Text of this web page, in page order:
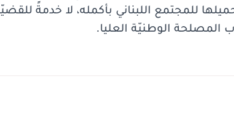
للمجتمع اللبناني بأكمله، لا خدمةً
المصلحة الوطنيّة العليا.